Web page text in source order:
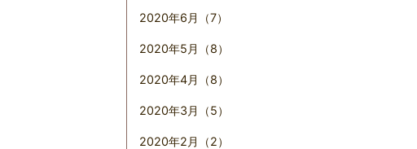
2020年6月（7）
2020年5月（8）
2020年4月（8）
2020年3月（5）
2020年2月（2）